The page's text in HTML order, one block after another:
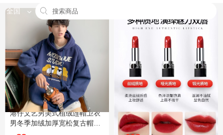
全国
港仔文艺男美式植绒连帽卫衣
男冬季加绒加厚宽松复古帽衫
外套 XXL 加绒 5XL 灰色加绒
Dior迪奥全新烈艳蓝金口红品
牌授权经典藤格纹饰带丝绒质
地999色号传奇红唇哑光 哑光